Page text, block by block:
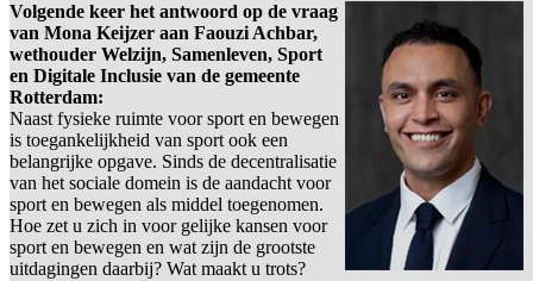
Volgende keer het antwoord op de vraag
van Mona Keijzer aan Faouzi Achbar,
wethouder Welzijn, Samenleven, Sport
en Digitale Inclusie van de gemeente
Rotterdam:
Naast fysieke ruimte voor sport en bewegen
is toegankelijkheid van sport ook een
belangrijke opgave. Sinds de decentralisatie
van het sociale domein is de aandacht voor
sport en bewegen als middel toegenomen.
Hoe zet u zich in voor gelijke kansen voor
sport en bewegen en wat zijn de grootste
uitdagingen daarbij? Wat maakt u trots?